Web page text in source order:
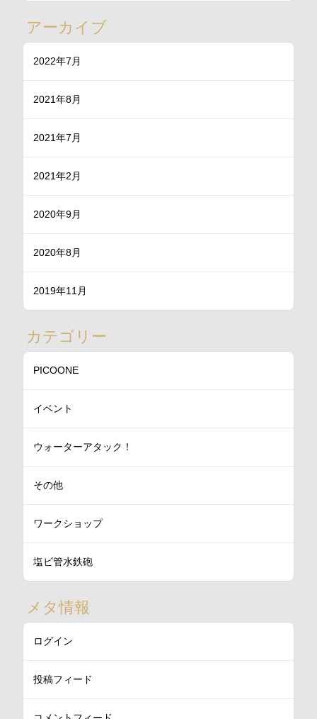
アーカイブ
2022年7月
2021年8月
2021年7月
2021年2月
2020年9月
2020年8月
2019年11月
カテゴリー
PICOONE
イベント
ウォーターアタック！
その他
ワークショップ
塩ビ管水鉄砲
メタ情報
ログイン
投稿フィード